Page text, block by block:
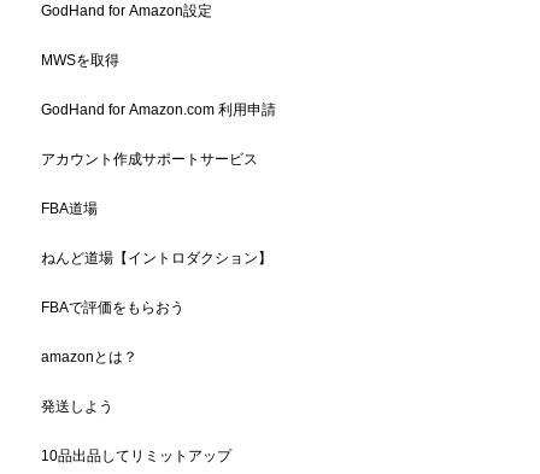
GodHand for Amazon設定
MWSを取得
GodHand for Amazon.com 利用申請
アカウント作成サポートサービス
FBA道場
ねんど道場【イントロダクション】
FBAで評価をもらおう
amazonとは？
発送しよう
10品出品してリミットアップ